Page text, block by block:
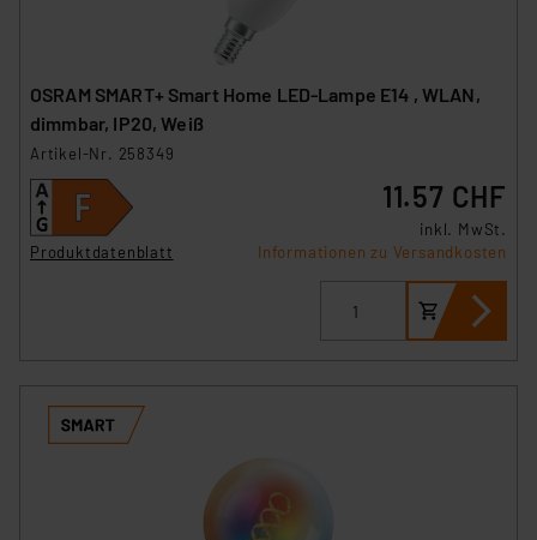
OSRAM SMART+ Smart Home LED-Lampe E14 , WLAN,
dimmbar, IP20, Weiß
Artikel-Nr. 258349
Produktdatenblatt
11.57 CHF
inkl. MwSt.
Informationen zu Versandkosten